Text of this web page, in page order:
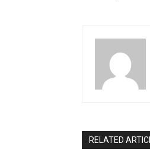
RELATED